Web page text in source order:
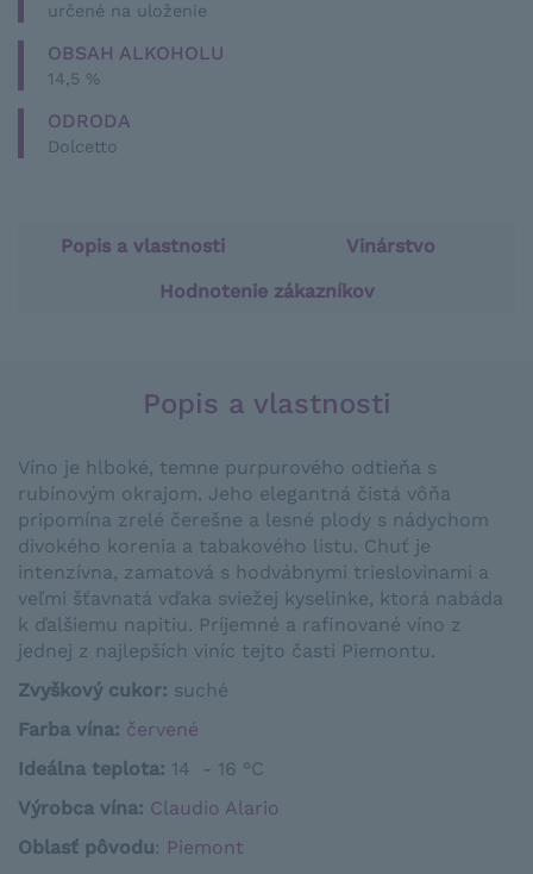
určené na uloženie
OBSAH ALKOHOLU
14,5 %
ODRODA
Dolcetto
Popis a vlastnosti
Vinárstvo
Hodnotenie zákazníkov
Popis a vlastnosti
Víno je hlboké, temne purpurového odtieňa s
rubínovým okrajom. Jeho elegantná čistá vôňa
pripomína zrelé čerešne a lesné plody s nádychom
divokého korenia a tabakového listu. Chuť je
intenzívna, zamatová s hodvábnymi trieslovinami a
veľmi šťavnatá vďaka sviežej kyselinke, ktorá nabáda
k ďalšiemu napitiu. Príjemné a rafinované víno z
jednej z najlepších viníc tejto časti Piemontu.
Zvyškový cukor: suché
Farba vína: červené
Ideálna teplota: 14 - 16 °C
Výrobca vína: Claudio Alario
Oblasť pôvodu: Piemont